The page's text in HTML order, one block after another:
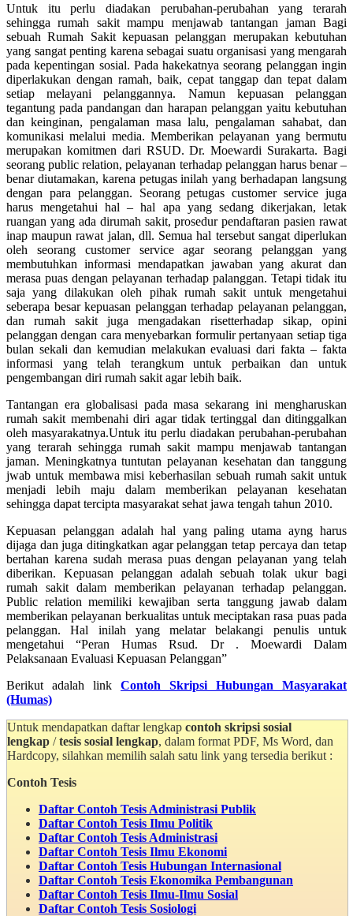
Untuk itu perlu diadakan perubahan-perubahan yang terarah
sehingga rumah sakit mampu menjawab tantangan jaman Bagi
sebuah Rumah Sakit kepuasan pelanggan merupakan kebutuhan
yang sangat penting karena sebagai suatu organisasi yang mengarah
pada kepentingan sosial. Pada hakekatnya seorang pelanggan ingin
diperlakukan dengan ramah, baik, cepat tanggap dan tepat dalam
setiap melayani pelanggannya. Namun kepuasan pelanggan
tegantung pada pandangan dan harapan pelanggan yaitu kebutuhan
dan keinginan, pengalaman masa lalu, pengalaman sahabat, dan
komunikasi melalui media. Memberikan pelayanan yang bermutu
merupakan komitmen dari RSUD. Dr. Moewardi Surakarta. Bagi
seorang public relation, pelayanan terhadap pelanggan harus benar –
benar diutamakan, karena petugas inilah yang berhadapan langsung
dengan para pelanggan. Seorang petugas customer service juga
harus mengetahui hal – hal apa yang sedang dikerjakan, letak
ruangan yang ada dirumah sakit, prosedur pendaftaran pasien rawat
inap maupun rawat jalan, dll. Semua hal tersebut sangat diperlukan
oleh seorang customer service agar seorang pelanggan yang
membutuhkan informasi mendapatkan jawaban yang akurat dan
merasa puas dengan pelayanan terhadap palanggan. Tetapi tidak itu
saja yang dilakukan oleh pihak rumah sakit untuk mengetahui
seberapa besar kepuasan pelanggan terhadap pelayanan pelanggan,
dan rumah sakit juga mengadakan risetterhadap sikap, opini
pelanggan dengan cara menyebarkan formulir pertanyaan setiap tiga
bulan sekali dan kemudian melakukan evaluasi dari fakta – fakta
informasi yang telah terangkum untuk perbaikan dan untuk
pengembangan diri rumah sakit agar lebih baik.
Tantangan era globalisasi pada masa sekarang ini mengharuskan
rumah sakit membenahi diri agar tidak tertinggal dan ditinggalkan
oleh masyarakatnya.Untuk itu perlu diadakan perubahan-perubahan
yang terarah sehingga rumah sakit mampu menjawab tantangan
jaman. Meningkatnya tuntutan pelayanan kesehatan dan tanggung
jwab untuk membawa misi keberhasilan sebuah rumah sakit untuk
menjadi lebih maju dalam memberikan pelayanan kesehatan
sehingga dapat tercipta masyarakat sehat jawa tengah tahun 2010.
Kepuasan pelanggan adalah hal yang paling utama ayng harus
dijaga dan juga ditingkatkan agar pelanggan tetap percaya dan tetap
bertahan karena sudah merasa puas dengan pelayanan yang telah
diberikan. Kepuasan pelanggan adalah sebuah tolak ukur bagi
rumah sakit dalam memberikan pelayanan terhadap pelanggan.
Public relation memiliki kewajiban serta tanggung jawab dalam
memberikan pelayanan berkualitas untuk meciptakan rasa puas pada
pelanggan. Hal inilah yang melatar belakangi penulis untuk
mengetahui “Peran Humas Rsud. Dr . Moewardi Dalam
Pelaksanaan Evaluasi Kepuasan Pelanggan”
Berikut adalah link Contoh Skripsi Hubungan Masyarakat
(Humas)
Untuk mendapatkan daftar lengkap contoh skripsi sosial
lengkap /tesis sosial lengkap, dalam format PDF, Ms Word, dan
Hardcopy, silahkan memilih salah satu link yang tersedia berikut :
Contoh Tesis
Daftar Contoh Tesis Administrasi Publik
Daftar Contoh Tesis Ilmu Politik
Daftar Contoh Tesis Administrasi
Daftar Contoh Tesis Ilmu Ekonomi
Daftar Contoh Tesis Hubungan Internasional
Daftar Contoh Tesis Ekonomika Pembangunan
Daftar Contoh Tesis Ilmu-Ilmu Sosial
Daftar Contoh Tesis Sosiologi